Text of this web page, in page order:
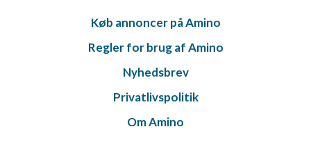
Køb annoncer på Amino
Regler for brug af Amino
Nyhedsbrev
Privatlivspolitik
Om Amino